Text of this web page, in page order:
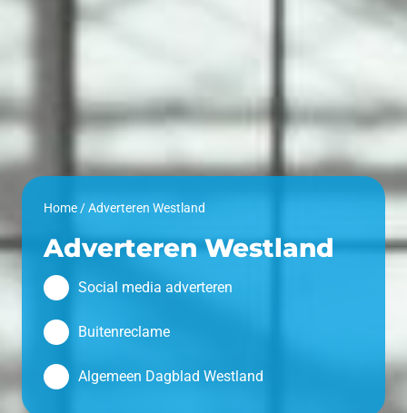
Home/Adverteren Westland
Adverteren Westland
Social media adverteren
Buitenreclame
Algemeen Dagblad Westland